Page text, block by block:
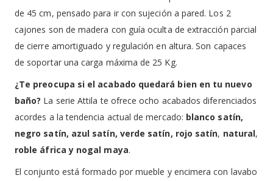
de 45 cm, pensado para ir con sujeción a pared. Los 2
cajones son de madera con guía oculta de extracción parcial
de cierre amortiguado y regulación en altura. Son capaces
de soportar una carga máxima de 25 Kg.
¿Te preocupa si el acabado quedará bien en tu nuevo
baño? La serie Attila te ofrece ocho acabados diferenciados
acordes a la tendencia actual de mercado: blanco satín,
negro satín, azul satín, verde satín, rojo satín, natural,
roble áfrica y nogal maya.
El conjunto está formado por mueble y encimera con lavabo